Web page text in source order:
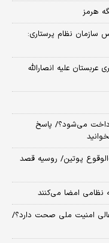
هرمز
سازمان نظام پرستاری:
علیه انصارالله
می‌شود؟/ پاسخ
پوتین/ روسیه قصد
امنیت ملی صحت دارد؟/